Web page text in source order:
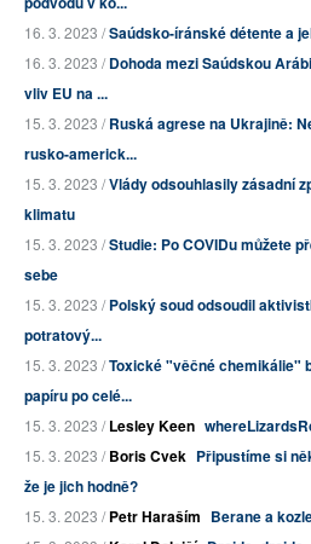
16. 3. 2023 /Saúdsko-íránské détente a
16. 3. 2023 /Dohoda mezi Saúdskou
vliv EU na ...
15. 3. 2023 /Ruská agrese na Ukrajině:
rusko-americk...
15. 3. 2023 /Vlády odsouhlasily zásadní
klimatu
15. 3. 2023 /Studie: Po COVIDu můžete
sebe
15. 3. 2023 /Polský soud odsoudil
potratový...
15. 3. 2023 /Toxické "věčné chemikálie"
papíru po celé...
15. 3. 2023 /Lesley Keen
15. 3. 2023 /Boris Cvek Připustíme si
že je jich hodně?
15. 3. 2023 /Petr Haraším Berane a